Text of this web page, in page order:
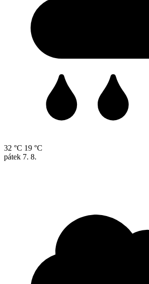
32 °C 19 °C
pátek 7. 8.